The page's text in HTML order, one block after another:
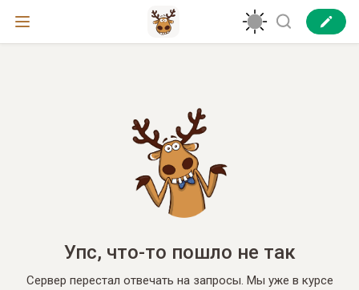
Упс, что-то пошло не так
Сервер перестал отвечать на запросы. Мы уже в курсе